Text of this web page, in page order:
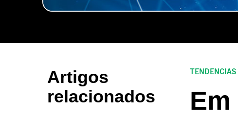
TENDENCIAS
Artigos
relacionados